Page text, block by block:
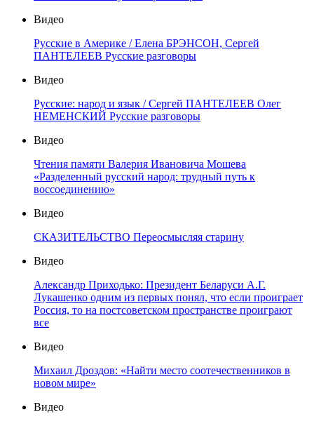
Видео
Русские в Америке / Елена БРЭНСОН, Сергей
ПАНТЕЛЕЕВ Русские разговоры
Видео
Русские: народ и язык / Сергей ПАНТЕЛЕЕВ Олег
НЕМЕНСКИЙ Русские разговоры
Видео
Чтения памяти Валерия Ивановича Мошева
«Разделенный русский народ: трудный путь к
воссоединению»
Видео
СКАЗИТЕЛЬСТВО Переосмысляя старину
Видео
Александр Приходько: Президент Беларуси А.Г.
Лукашенко одним из первых понял, что если проиграет
Россия, то на постсоветском пространстве проиграют
все
Видео
Михаил Дроздов: «Найти место соотечественников в
новом мире»
Видео